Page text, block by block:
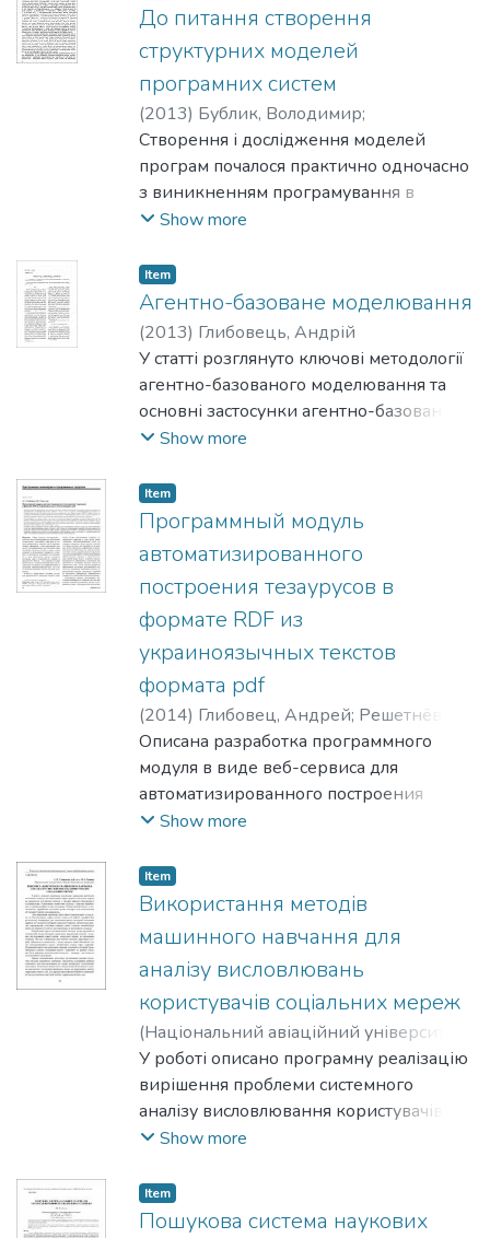
До питання створення
структурних моделей
програмних систем
(2013) Бублик, Володимир;
Лозинський, І.;Серняк, А.
Створення і дослідження моделей
програм почалося практично одночасно
з виникненням програмування в
середині минулого сторіччя. Створені
програмування: синтаксичний,
семантичний і прагматичний. Повний
перелік напрямків і підходів звісно
виходить за рамки цього
повідомлення, але деякі з них, зокрема
ті, що справили особливий вплив на
роботу авторів варто згадати.
Show more
Item
Агентно-базоване моделювання
(2013) Глибовець, Андрій
У статті розглянуто ключові методології
агентно-базованого моделювання та
основні застосунки агентно-базованого
моделювання.
Show more
Item
Программный модуль
автоматизированного
построения тезаурусов в
формате RDF из
украиноязычных текстов
формата pdf
(2014) Глибовец, Андрей; Решетнёв,
Игорь
Описана разработка программного
модуля в виде веб-сервиса для
автоматизированного построения
тезаурусов на основе
важных терминов и связей в тексте и
алгоритма автоматизированного
терминологий в коллекциях научных
текстов на украинском языке. Формат
тезауруса JSON-LD избран с учетом
возможности публикации полученных
терминологических связей в
стандартизированном виде сетевого
доступа к ресурсам, и с
позиций понимания тезауруса как
поисковой системы научных
материалов.
Show more
Item
Використання методів
машинного навчання для
аналізу висловлювань
користувачів соціальних мереж
(Національний авіаційний університет
2014)Глибовець, Андрій;Гонтар,
Максим
У роботі описано програмну реалізацію
вирішення проблеми системного
аналізу висловлювання користувачів
соціальних мереж за допомогою
баєсівського класифікатора.
Show more
Item
Пошукова система наукових